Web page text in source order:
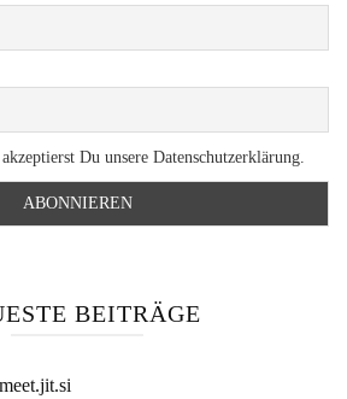
Du unsere Datenschutzerklärung.
BEITRÄGE